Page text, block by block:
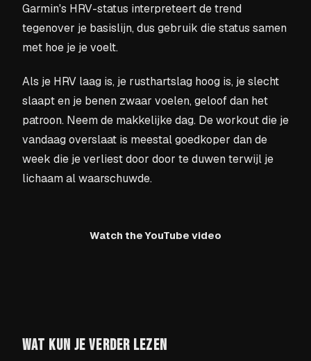
Garmin's HRV-status interpreteert de trend
tegenover je basislijn, dus gebruik die status samen
met hoe je je voelt.
Als je HRV laag is, je rusthartslag hoog is, je slecht
slaapt en je benen zwaar voelen, geloof dan het
patroon. Neem de makkelijke dag. De workout die je
vandaag overslaat is meestal goedkoper dan de
week die je verliest door door te duwen terwijl je
lichaam al waarschuwde.
Watch the YouTube video
WAT KUN JE VERDER LEZEN